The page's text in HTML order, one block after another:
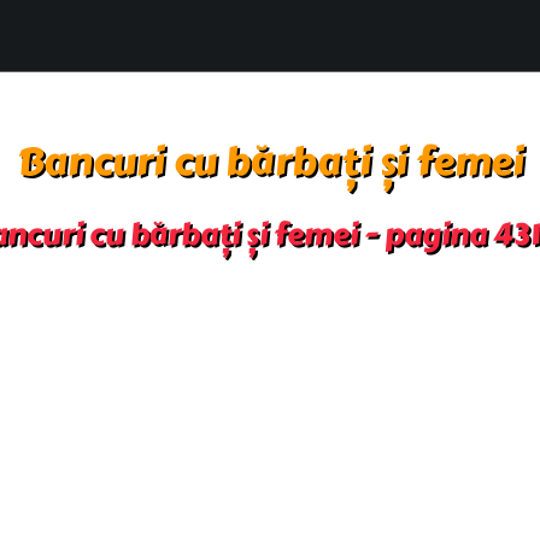
Bancuri cu bărbați și femei
cu bărbați și femei - pagina